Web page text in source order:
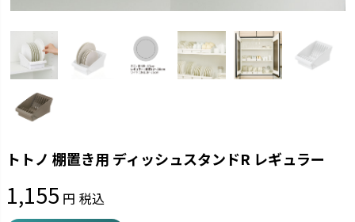
トトノ 棚置き用 ディッシュスタンドR レギュラー
1,155 税込